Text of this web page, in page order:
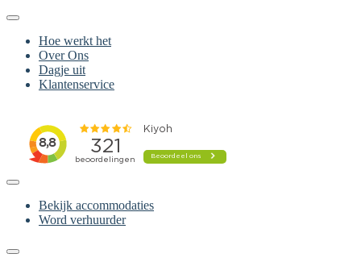
Hoe werkt het
Over Ons
Dagje uit
Klantenservice
Bekijk accommodaties
Word verhuurder